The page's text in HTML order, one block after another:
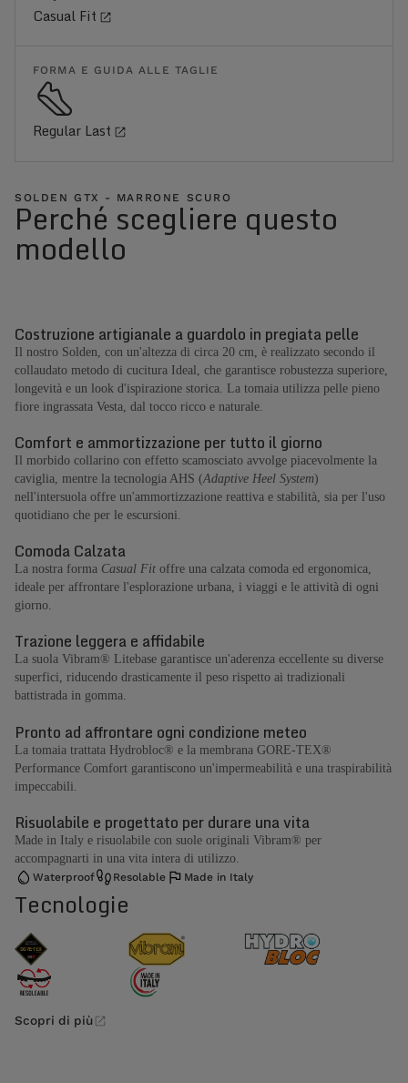
Casual Fit
FORMA E GUIDA ALLE TAGLIE
Regular Last
SOLDEN GTX - MARRONE SCURO
Perché scegliere questo
modello
Costruzione artigianale a guardolo in pregiata pelle
Il nostro Solden, con un'altezza di circa 20 cm, è realizzato secondo il
collaudato metodo di cucitura Ideal, che garantisce robustezza superiore,
longevità e un look d'ispirazione storica. La tomaia utilizza pelle pieno
fiore ingrassata Vesta, dal tocco ricco e naturale.
Comfort e ammortizzazione per tutto il giorno
Il morbido collarino con effetto scamosciato avvolge piacevolmente la
caviglia, mentre la tecnologia AHS (Adaptive Heel System)
nell'intersuola offre un'ammortizzazione reattiva e stabilità, sia per l'uso
quotidiano che per le escursioni.
Comoda Calzata
La nostra forma Casual Fit offre una calzata comoda ed ergonomica,
ideale per affrontare l'esplorazione urbana, i viaggi e le attività di ogni
giorno.
Trazione leggera e affidabile
La suola Vibram® Litebase garantisce un'aderenza eccellente su diverse
superfici, riducendo drasticamente il peso rispetto ai tradizionali
battistrada in gomma.
Pronto ad affrontare ogni condizione meteo
La tomaia trattata Hydrobloc® e la membrana GORE-TEX®
Performance Comfort garantiscono un'impermeabilità e una traspirabilità
impeccabili.
Risuolabile e progettato per durare una vita
Made in Italy e risuolabile con suole originali Vibram® per
accompagnarti in una vita intera di utilizzo.
Waterproof Resolable Made in Italy
Tecnologie
Scopri di più